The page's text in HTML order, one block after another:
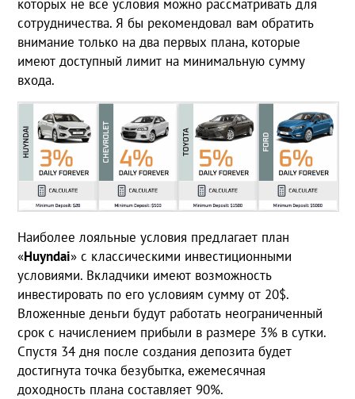
которых не все условия можно рассматривать для
сотрудничества. Я бы рекомендовал вам обратить
внимание только на два первых плана, которые
имеют доступный лимит на минимальную сумму
входа.
Наиболее лояльные условия предлагает план
«Huyndai» с классическими инвестиционными
условиями. Вкладчики имеют возможность
инвестировать по его условиям сумму от 20$.
Вложенные деньги будут работать неограниченный
срок с начислением прибыли в размере 3% в сутки.
Спустя 34 дня после создания депозита будет
достигнута точка безубытка, ежемесячная
доходность плана составляет 90%.